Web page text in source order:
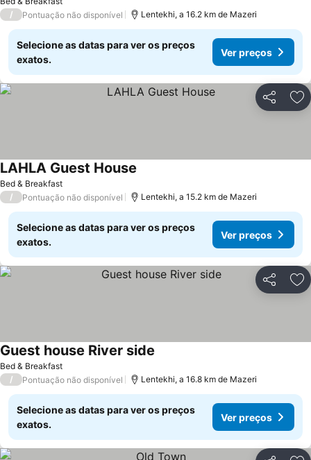
/ Pontuação não disponível Lentekhi, a 16.2 km de Mazeri
Selecione as datas para ver os preços
exatos.
Ver preços
Partilhar
Bed & Breakfast
LAHLA Guest House
/ Pontuação não disponível Lentekhi, a 15.2 km de Mazeri
Selecione as datas para ver os preços
exatos.
Ver preços
Partilhar
Bed & Breakfast
Guest house River side
/ Pontuação não disponível Lentekhi, a 16.8 km de Mazeri
Selecione as datas para ver os preços
exatos.
Ver preços